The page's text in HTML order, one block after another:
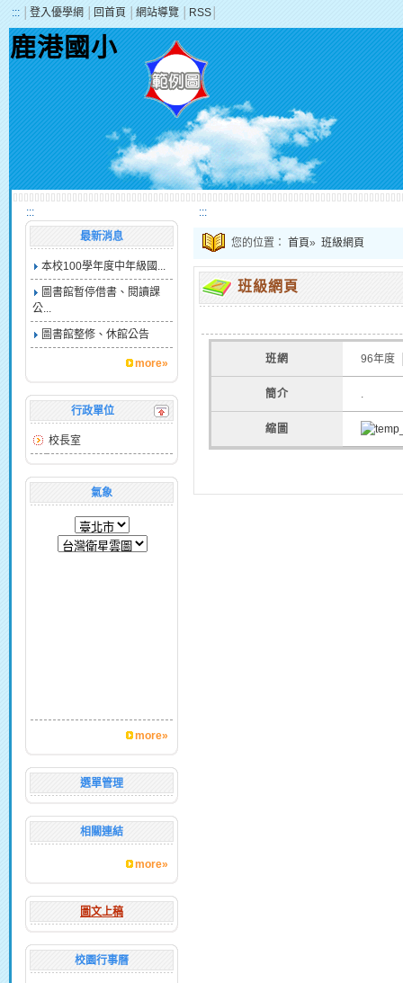
::: 登入優學網 回首頁 網站導覽 RSS
鹿港國小
:::
最新消息
本校100學年度中年級國...
圖書館暫停借書、閱讀課
公...
圖書館整修、休館公告
more»
行政單位
校長室
氣象
more»
選單管理
相關連結
more»
圖文上稿
校園行事曆
:::
您的位置： 首頁» 班級網頁
班級網頁
班網 96年度
簡介 .
縮圖